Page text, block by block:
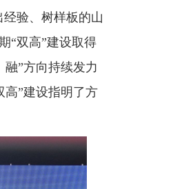
验、树样板的山
“双高”建设取得
”方向持续发力
高”建设指明了方